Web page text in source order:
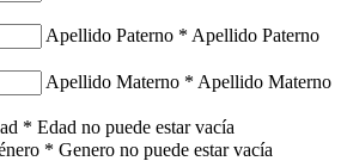
Apellido Paterno * Apellido Paterno
Apellido Materno * Apellido Materno
* Edad no puede estar vacía
* Genero no puede estar vacía